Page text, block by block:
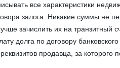
все характеристики
залога. Никакие суммы не
зачислить их на транзитный
долга по договору
продавца, за которого